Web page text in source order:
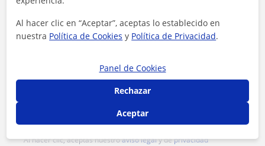
Al hacer clic, aceptas nuestroaviso legaly deprivacidad
Al hacer clic en “Aceptar”, aceptas lo establecido en
nuestra Política de Cookies y Política de Privacidad.
Panel de Cookies
Rechazar
Aceptar